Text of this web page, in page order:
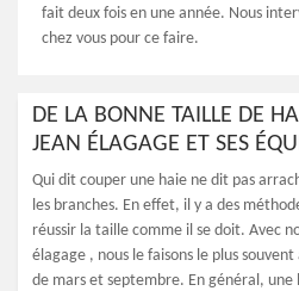
fait deux fois en une année. Nous
chez vous pour ce faire.
DE LA BONNE TAILLE DE
JEAN ÉLAGAGE ET SES
Qui dit couper une haie ne dit pas
les branches. En effet, il y a des
réussir la taille comme il se doit. Avec
élagage , nous le faisons le plus
de mars et septembre. En général,